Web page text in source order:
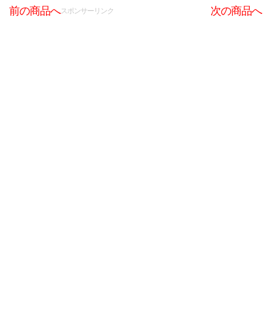
前の商品へ 次の商品へ
スポンサーリンク